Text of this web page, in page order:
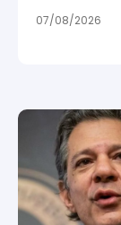
07/08/2026